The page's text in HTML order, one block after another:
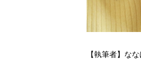
【執筆者】な